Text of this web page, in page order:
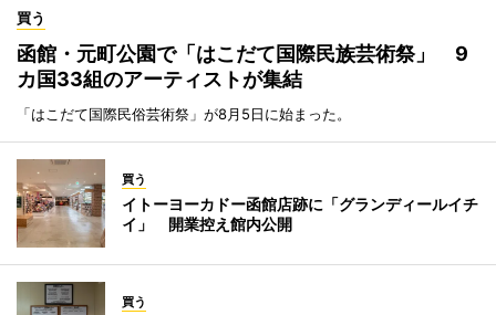
買う
函館・元町公園で「はこだて国際民族芸術祭」 9
カ国33組のアーティストが集結
「はこだて国際民俗芸術祭」が8月5日に始まった。
買う
イトーヨーカドー函館店跡に「グランディールイチ
イ」 開業控え館内公開
買う